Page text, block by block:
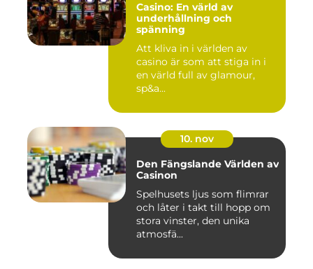
Casino: En värld av
underhållning och
spänning
Att kliva in i världen av
casino är som att stiga in i
en värld full av glamour,
sp&a...
10. nov
Den Fängslande Världen av
Casinon
Spelhusets ljus som flimrar
och låter i takt till hopp om
stora vinster, den unika
atmosfä...